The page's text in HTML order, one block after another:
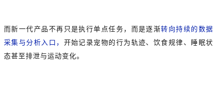
而新一代产品不再只是执行单点任务，而是逐渐转向持续的数据
采集与分析入口， 开始记录宠物的行为轨迹、饮食规律、睡眠状
态甚至排泄与运动变化。